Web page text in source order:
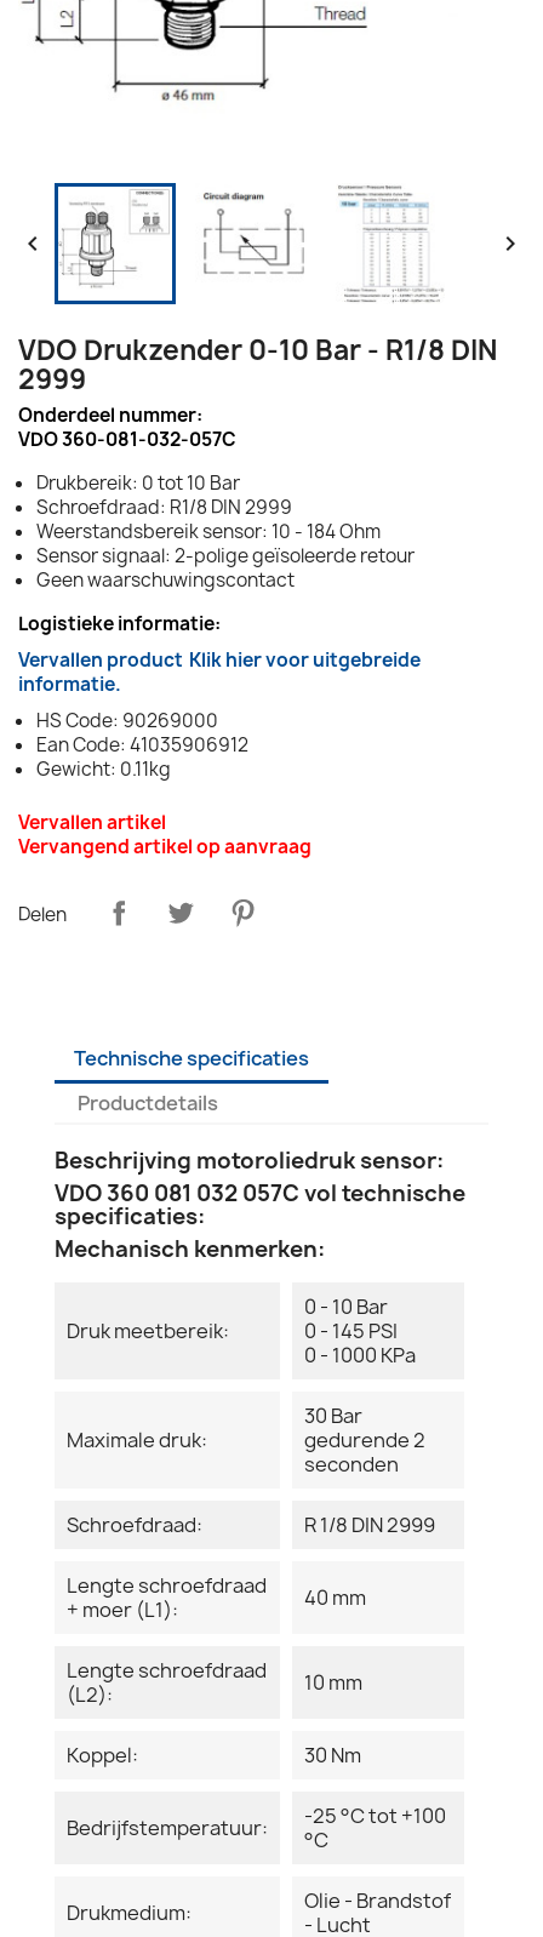
 
VDO Drukzender 0-10 Bar - R1/8 DIN
2999
Onderdeel nummer:
VDO 360-081-032-057C
Drukbereik: 0 tot 10 Bar
Schroefdraad: R1/8 DIN 2999
Weerstandsbereik sensor: 10 - 184 Ohm
Sensor signaal: 2-polige geïsoleerde retour
Geen waarschuwingscontact
Logistieke informatie:
Vervallen product Klik hier voor uitgebreide
informatie.
HS Code: 90269000
Ean Code: 41035906912
Gewicht: 0.11kg
Vervallen artikel
Vervangend artikel op aanvraag
Delen
Technische specificaties
Productdetails
Beschrijving motoroliedruk sensor:
VDO 360 081 032 057C vol technische
specificaties:
Mechanisch kenmerken:
Druk meetbereik:
0 - 10 Bar
0 - 145 PSI
0 - 1000 KPa
Maximale druk:
30 Bar
gedurende 2
seconden
Schroefdraad: R 1/8 DIN 2999
Lengte schroefdraad
+ moer (L1):
40 mm
Lengte schroefdraad
(L2):
10 mm
Koppel: 30 Nm
Bedrijfstemperatuur:
-25 °C tot +100
°C
Drukmedium:
Olie - Brandstof
- Lucht